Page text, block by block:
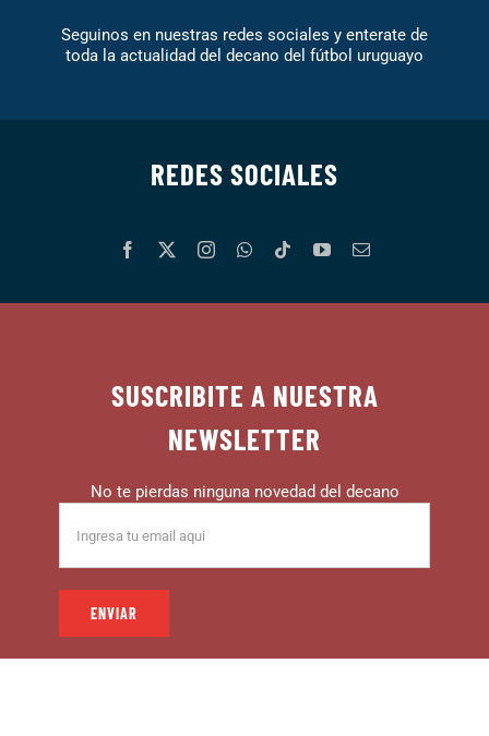
Seguinos en nuestras redes sociales y enterate de
toda la actualidad del decano del fútbol uruguayo
REDES SOCIALES
SUSCRIBITE A NUESTRA
NEWSLETTER
No te pierdas ninguna novedad del decano